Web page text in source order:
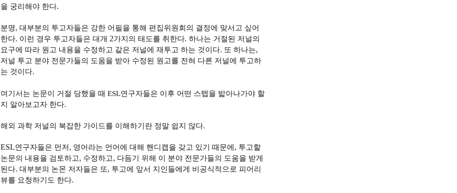
을 궁리해야 한다.
분명, 대부분의 투고자들은 강한 어필을 통해 편집위원회의 결정에 맞서고 싶어
한다. 이런 경우 투고자들은 대개 2가지의 태도를 취한다. 하나는 거절된 저널의
요구에 따라 원고 내용을 수정하고 같은 저널에 재투고 하는 것이다. 또 하나는,
저널 투고 분야 전문가들의 도움을 받아 수정된 원고를 전혀 다른 저널에 투고하
는 것이다.
여기서는 논문이 거절 당했을 때 ESL연구자들은 이후 어떤 스텝을 밟아나가야 할
지 알아보고자 한다.
해외 과학 저널의 복잡한 가이드를 이해하기란 정말 쉽지 않다.
ESL연구자들은 먼저 , 영어라는 언어에 대해 핸디캡을 갖고 있기 때문에 , 투고할
논문의 내용을 검토하고, 수정하고, 다듬기 위해 이 분야 전문가들의 도움을 받게
된다. 대부분의 논몬 저자들은 또, 투고에 앞서 지인들에게 비공식적으로 피어리
뷰를 요청하기도 한다.